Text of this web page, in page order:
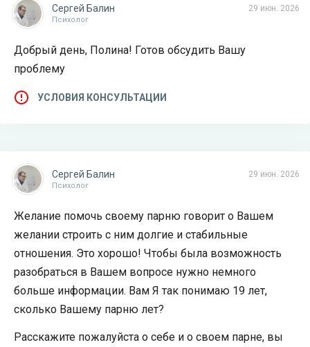
29 июн. 2026
Сергей Балин
Психолог
Добрый день, Полина! Готов обсудить Вашу
проблему
УСЛОВИЯ КОНСУЛЬТАЦИИ
29 июн. 2026
Сергей Балин
Психолог
Желание помочь своему парню говорит о Вашем
желании строить с ним долгие и стабильные
отношения. Это хорошо! Чтобы была возможность
разобраться в Вашем вопросе нужно немного
больше информации. Вам Я так понимаю 19 лет,
сколько Вашему парню лет?
Расскажите пожалуйста о себе и о своем парне, вы